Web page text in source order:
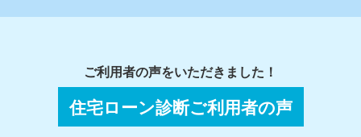
ご利用者の声をいただきました！
住宅ローン診断ご利用者の声